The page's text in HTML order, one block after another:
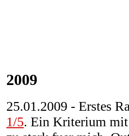
2009
25.01.2009 - Erstes
1/5. Ein Kriterium